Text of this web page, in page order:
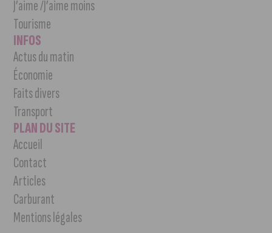
J’aime /J’aime moins
Tourisme
INFOS
Actus du matin
Économie
Faits divers
Transport
PLAN DU SITE
Accueil
Contact
Articles
Carburant
Mentions légales